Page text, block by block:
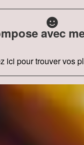
avec
ici pour trouver vos